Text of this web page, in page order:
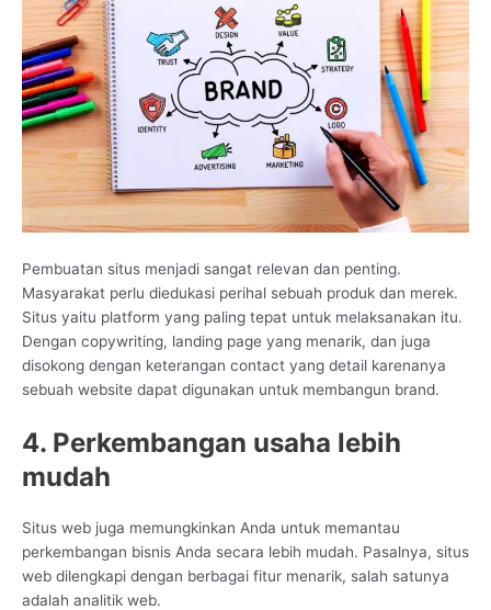
Pembuatan situs menjadi sangat relevan dan penting.
Masyarakat perlu diedukasi perihal sebuah produk dan merek.
Situs yaitu platform yang paling tepat untuk melaksanakan itu.
Dengan copywriting, landing page yang menarik, dan juga
disokong dengan keterangan contact yang detail karenanya
sebuah website dapat digunakan untuk membangun brand.
4. Perkembangan usaha lebih
mudah
Situs web juga memungkinkan Anda untuk memantau
perkembangan bisnis Anda secara lebih mudah. Pasalnya, situs
web dilengkapi dengan berbagai fitur menarik, salah satunya
adalah analitik web.